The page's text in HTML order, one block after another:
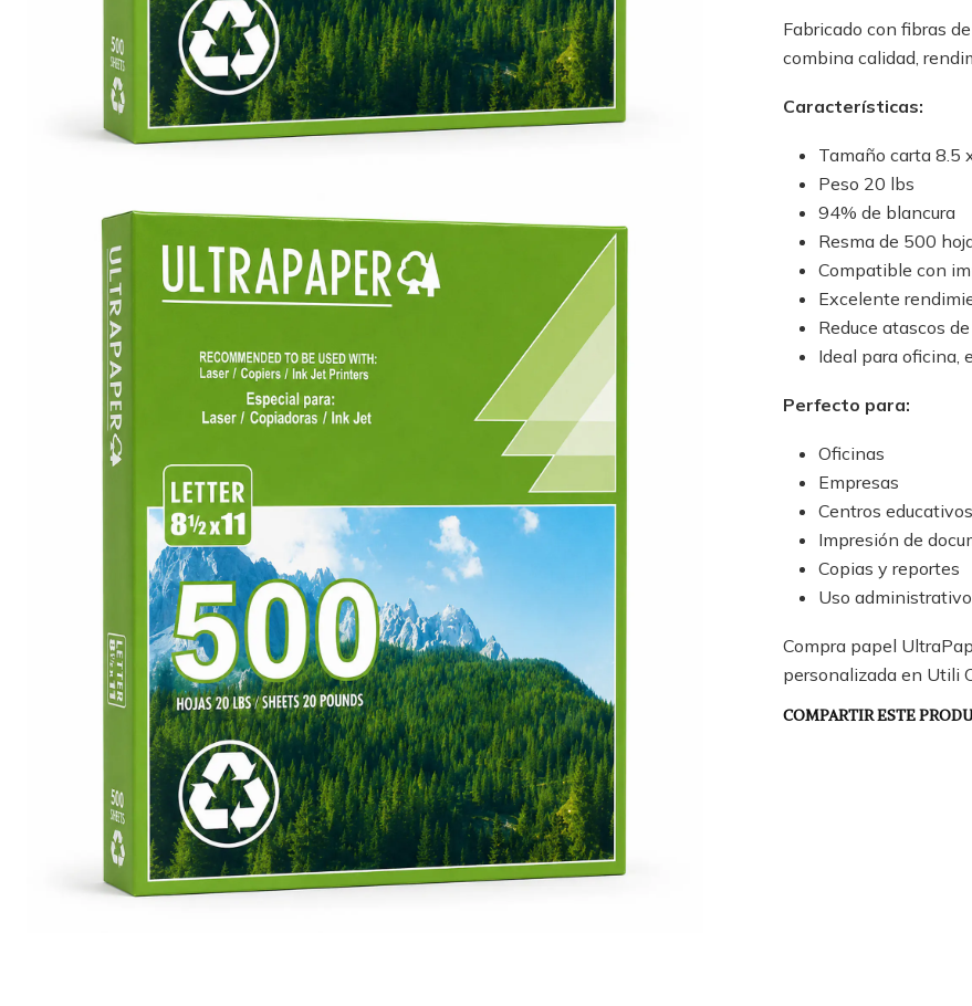
Fabricado con fibras
combina calidad,
Características:
Tamaño carta 8.5
Peso 20 lbs
94% de blancura
Resma de 500
Compatible con
Excelente
Reduce atascos
Ideal para oficina,
Perfecto para:
Oficinas
Empresas
Centros educativos
Impresión de
Copias y reportes
Uso administrativo
Compra papel
personalizada en Utili
COMPARTIR ESTE